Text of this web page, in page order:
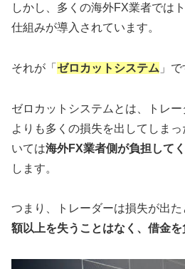
しかし、多くの海外FX業者では
仕組みが導入されています。
それが「 ゼロカットシステム 」で
ゼロカットシステムとは、トレ
よりも多くの損失を出してしま
いては海外FX業者側が負担して
します。
つまり、トレーダーは損失が出た
額以上を失うことはなく、借金